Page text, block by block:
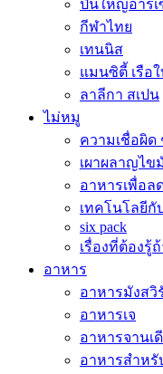
ปืนใหญ่อาร์เ
กีฬาไทย
เทนนิส
แมนซิตี้ เรือ
ลาลีกา สเปน
ไม่หมู
ความเชื่อผิด
เผาผลาญไข
อาหารเพื่อล
เทคโนโลยี
six pack
เรื่องที่ต้องรู้
อาหาร
อาหารมังสวิ
อาหารเจ
อาหารจานเ
อาหารสำหรั